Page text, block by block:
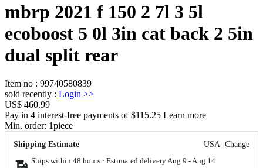
mbrp 2021 f 150 2 7l 3 5l
ecoboost 5 0l 3in cat back 2 5in
dual split rear
Item no : 99740580839
sold recently : Login >>
US$ 460.99
Pay in 4 interest-free payments of $115.25 Learn more
Min. order: 1piece
Shipping Estimate USA Change
Ships within 48 hours · Estimated delivery Aug 9 - Aug 14